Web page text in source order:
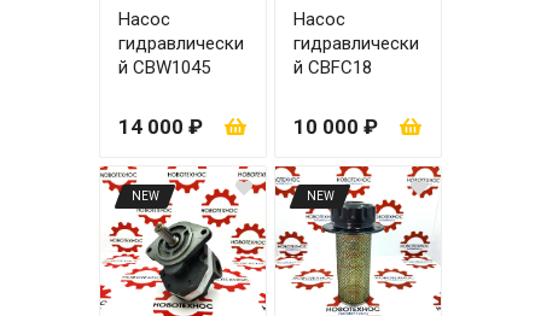
Насос
гидравлически
й CBW1045
основной два
уха
14 000 ₽
Насос
гидравлически
й СВFC18
10 000 ₽
NEW NEW